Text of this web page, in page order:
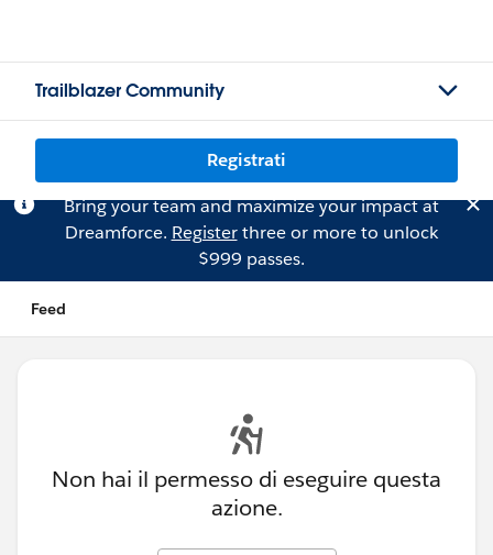
Trailblazer Community
Registrati
Bring your team and maximize your impact at
Dreamforce. Registerthree or more to unlock
$999 passes.
Feed
Non hai il permesso di eseguire questa
azione.